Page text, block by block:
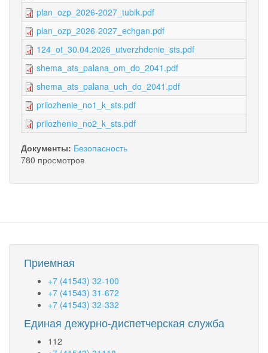
plan_ozp_2026-2027_tubik.pdf
plan_ozp_2026-2027_echgan.pdf
124_ot_30.04.2026_utverzhdenie_sts.pdf
shema_ats_palana_om_do_2041.pdf
shema_ats_palana_uch_do_2041.pdf
prilozhenie_no1_k_sts.pdf
prilozhenie_no2_k_sts.pdf
Документы: Безопасность
780 просмотров
Приемная
+7 (41543) 32-100
+7 (41543) 31-672
+7 (41543) 32-332
Единая дежурно-диспетчерская служба
112